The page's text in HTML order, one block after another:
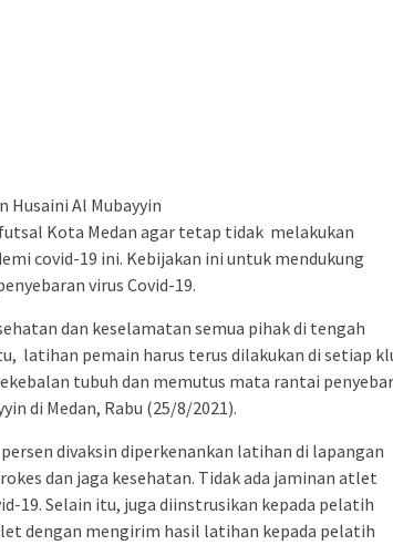
Husaini Al Mubayyin
Kota Medan agar tetap tidak melakukan
covid-19 ini. Kebijakan ini untuk mendukung
virus Covid-19.
dan keselamatan semua pihak di tengah
latihan pemain harus terus dilakukan di setiap
tubuh dan memutus mata rantai
di Medan, Rabu (25/8/2021).
divaksin diperkenankan latihan di lapangan
dan jaga kesehatan. Tidak ada jaminan atlet
19. Selain itu, juga diinstrusikan kepada pelatih
dengan mengirim hasil latihan kepada pelatih